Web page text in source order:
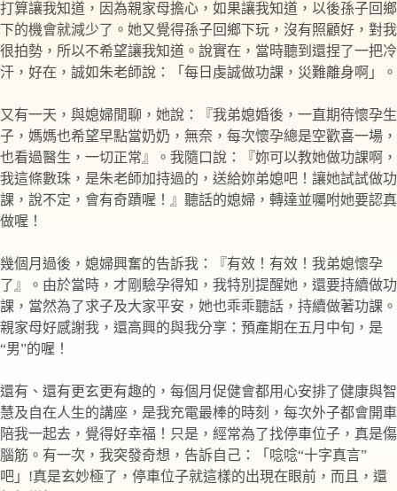
打算讓我知道，因為親家母擔心，如果讓我知道，以後孫子回鄉
下的機會就減少了。她又覺得孫子回鄉下玩，沒有照顧好，對我
很拍勢，所以不希望讓我知道。說實在，當時聽到還捏了一把冷
汗，好在，誠如朱老師說：「每日虔誠做功課，災難離身啊」。
又有一天，與媳婦閒聊，她說：『我弟媳婚後，一直期待懷孕生
子，媽媽也希望早點當奶奶，無奈，每次懷孕總是空歡喜一場，
也看過醫生，一切正常』。我隨口說：『妳可以教她做功課啊，
我這條數珠，是朱老師加持過的，送給妳弟媳吧！讓她試試做功
課，說不定，會有奇蹟喔！』聽話的媳婦，轉達並囑咐她要認真
做喔！
幾個月過後，媳婦興奮的告訴我：『有效！有效！我弟媳懷孕
了』。由於當時，才剛驗孕得知，我特別提醒她，還要持續做功
課，當然為了求子及大家平安，她也乖乖聽話，持續做著功課。
親家母好感謝我，還高興的與我分享：預產期在五月中旬，是
“男”的喔！
還有、還有更玄更有趣的，每個月促健會都用心安排了健康與智
慧及自在人生的講座，是我充電最棒的時刻，每次外子都會開車
陪我一起去，覺得好幸福！只是，經常為了找停車位子，真是傷
腦筋。有一次，我突發奇想，告訴自己：「唸唸“十字真言”
吧」!真是玄妙極了，停車位子就這樣的出現在眼前，而且，還